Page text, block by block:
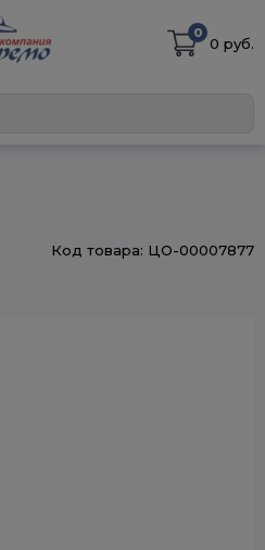
0
0 руб.
Код товара: ЦО-00007877